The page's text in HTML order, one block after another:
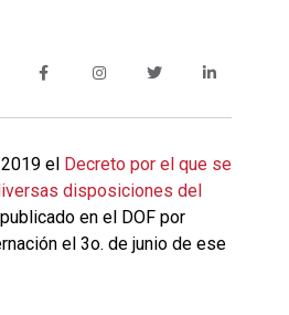
el Decreto por el que se
disposiciones del
en el DOF por
el 3o. de junio de ese